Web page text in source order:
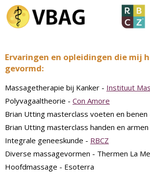
Ervaringen en opleidingen die mij
gevormd:
Massagetherapie bij Kanker - Instituut
Polyvagaaltheorie - Con Amore
Brian Utting masterclass voeten en benen
Brian Utting masterclass handen en
Integrale geneeskunde - RBCZ
Diverse massagevormen - Thermen La
Hoofdmassage - Esoterra